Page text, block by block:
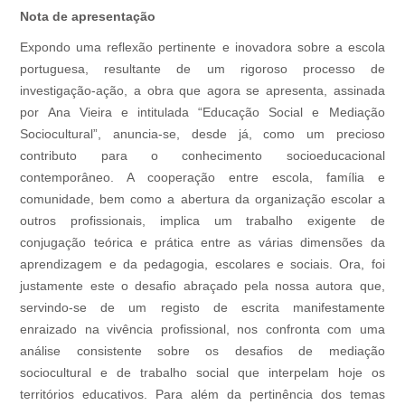
Nota de apresentação
Expondo uma reflexão pertinente e inovadora sobre a escola
portuguesa, resultante de um rigoroso processo de
investigação-ação, a obra que agora se apresenta, assinada
por Ana Vieira e intitulada “Educação Social e Mediação
Sociocultural”, anuncia-se, desde já, como um precioso
contributo para o conhecimento socioeducacional
contemporâneo. A cooperação entre escola, família e
comunidade, bem como a abertura da organização escolar a
outros profissionais, implica um trabalho exigente de
conjugação teórica e prática entre as várias dimensões da
aprendizagem e da pedagogia, escolares e sociais. Ora, foi
justamente este o desafio abraçado pela nossa autora que,
servindo-se de um registo de escrita manifestamente
enraizado na vivência profissional, nos confronta com uma
análise consistente sobre os desafios de mediação
sociocultural e de trabalho social que interpelam hoje os
territórios educativos. Para além da pertinência dos temas